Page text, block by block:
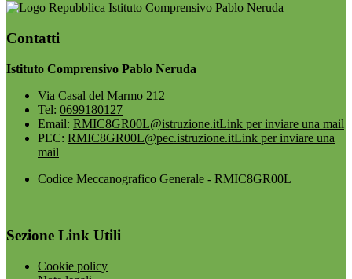
Istituto Comprensivo Pablo Neruda
Contatti
Istituto Comprensivo Pablo Neruda
Via Casal del Marmo 212
Tel: 0699180127
Email: RMIC8GR00L@istruzione.itLink per inviare una mail
PEC: RMIC8GR00L@pec.istruzione.itLink per inviare una
mail
Codice Meccanografico Generale - RMIC8GR00L
Sezione Link Utili
Cookie policy